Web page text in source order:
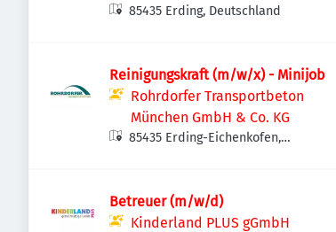
85435 Erding, Deutschland
Reinigungskraft (m/w/x) - Minijob
Rohrdorfer Transportbeton
München GmbH & Co. KG
85435 Erding-Eichenkofen,
Betreuer (m/w/d)
Kinderland PLUS gGmbH